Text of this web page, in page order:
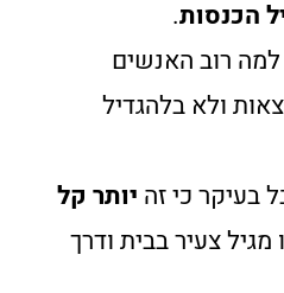
הכנסות.
רוב האנשים
ולא בלהגדיל
בעיקר כי זה יותר קל
צעיר בבית ודרך